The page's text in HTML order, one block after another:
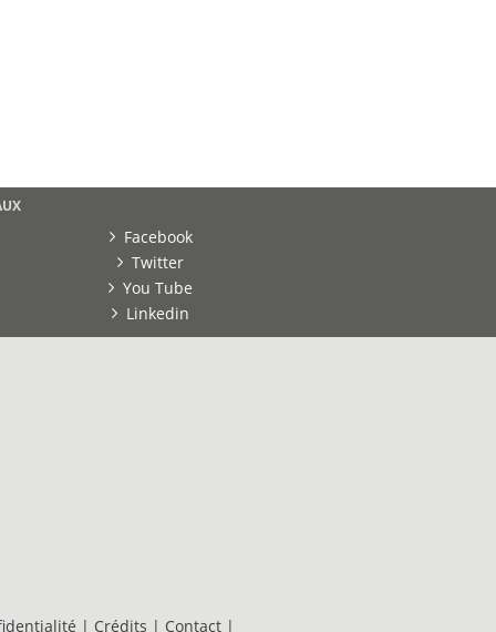
Facebook
Twitter
You Tube
Linkedin
| Crédits | Contact |